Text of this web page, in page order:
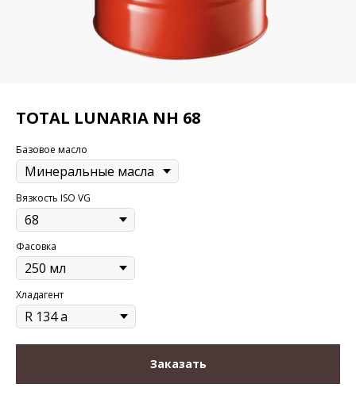
TOTAL LUNARIA NH 68
Базовое масло
Вязкость ISO VG
Фасовка
Хладагент
Заказать